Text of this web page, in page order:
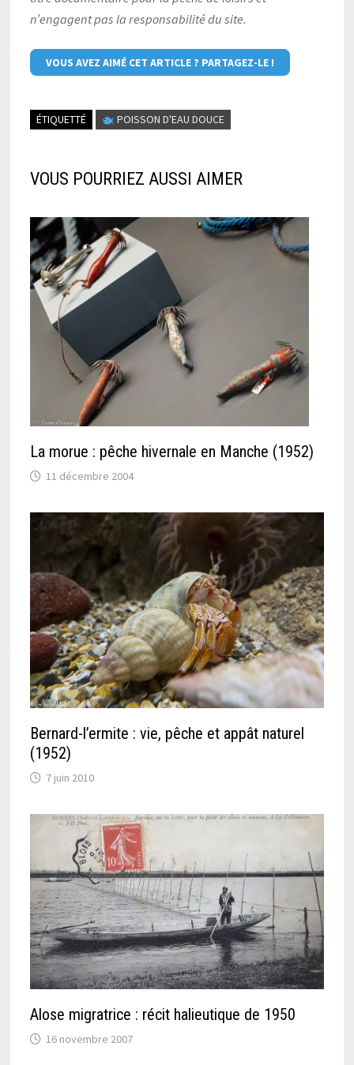
n’engagent pas la responsabilité du site.
VOUS AVEZ AIMÉ CET ARTICLE ? PARTAGEZ-LE !
ÉTIQUETTÉ POISSON D'EAU DOUCE
VOUS POURRIEZ AUSSI AIMER
La morue : pêche hivernale en Manche (1952)
11 décembre 2004
Bernard-l’ermite : vie, pêche et appât naturel
(1952)
7 juin 2010
Alose migratrice : récit halieutique de 1950
16 novembre 2007